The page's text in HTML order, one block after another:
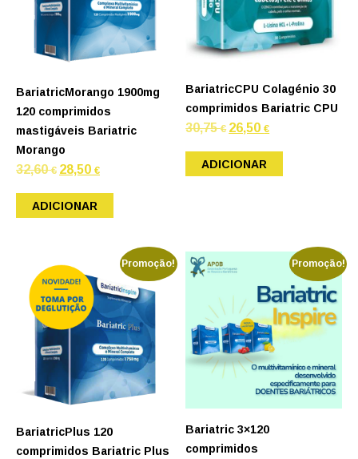
BariatricMorango 1900mg
120 comprimidos
mastigáveis Bariatric
Morango
32,60€ O
preço
era:
32,60 €.
28,50 €O
preço
é:
ADICIONAR
BariatricCPU Colagénio 30
comprimidos Bariatric CPU
30,75€ O
preço
era:
30,75 €.
26,50€O
preço
é:
ADICIONAR
Promoção!
BariatricPlus 120
comprimidos Bariatric Plus
Promoção!
Bariatric 3×120
comprimidos